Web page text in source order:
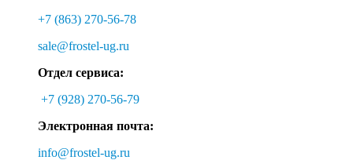
+7 (863) 270-56-78
sale@frostel-ug.ru
Отдел сервиса:
+7 (928) 270-56-79
Электронная почта:
info@frostel-ug.ru